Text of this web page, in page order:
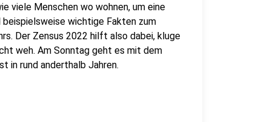
viele Menschen wo wohnen, um eine
beispielsweise wichtige Fakten zum
Der Zensus 2022 hilft also dabei, kluge
weh. Am Sonntag geht es mit dem
in rund anderthalb Jahren.